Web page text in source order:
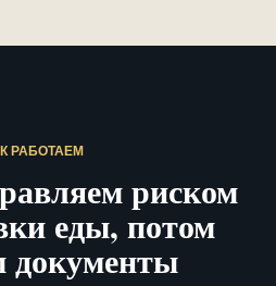
РАБОТАЕМ
риском
еды, потом
документы